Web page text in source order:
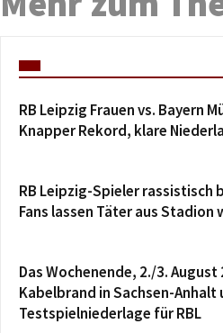
RB Leipzig Frauen vs. Bayern
Knapper Rekord, klare
RB Leipzig-Spieler rassistisch
Fans lassen Täter aus Stadion
Das Wochenende, 2./3. August
Kabelbrand in Sachsen-Anhalt
Testspielniederlage für RBL